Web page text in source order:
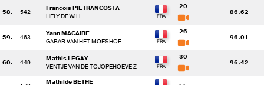
58. 542
Francois PIETRANCOSTA
HELY DE WILL
20
86.62
59. 463
Yann MACAIRE
GABAR VAN HET MOESHOF
26
96.01
60. 449
Mathis LEGAY
VENTJE VAN DE TOJOPEHOEVE Z
30
96.42
Mathilde BETHE